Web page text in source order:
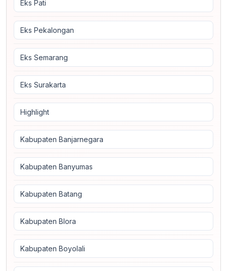
Eks Pati
Eks Pekalongan
Eks Semarang
Eks Surakarta
Highlight
Kabupaten Banjarnegara
Kabupaten Banyumas
Kabupaten Batang
Kabupaten Blora
Kabupaten Boyolali